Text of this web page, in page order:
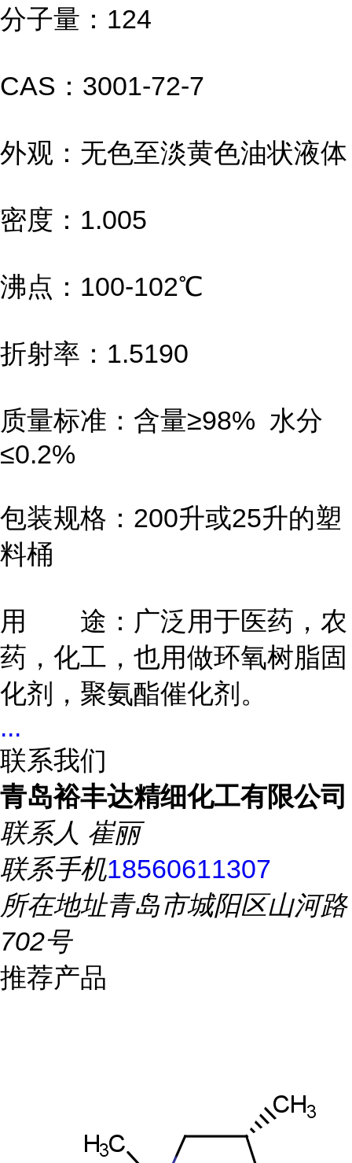
分子量：124
CAS：3001-72-7
外观：无色至淡黄色油状液体
密度：1.005
沸点：100-102℃
折射率：1.5190
质量标准：含量≥98% 水分
≤0.2%
包装规格：200升或25升的塑
料桶
用 途：广泛用于医药，农
药，化工，也用做环氧树脂固
化剂，聚氨酯催化剂。
...
联系我们
青岛裕丰达精细化工有限公司
联系人 崔丽
联系手机18560611307
所在地址青岛市城阳区山河路
702号
推荐产品